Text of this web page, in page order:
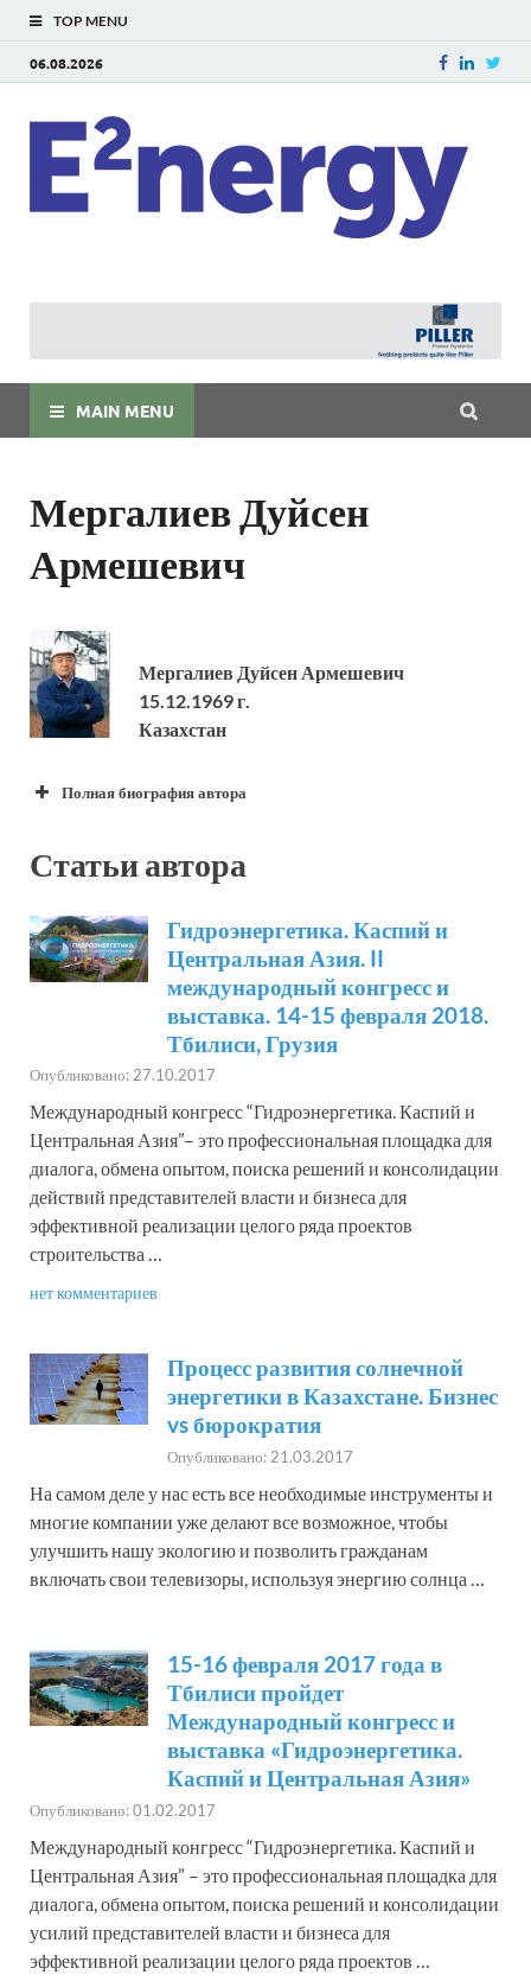
TOP MENU
06.08.2026
MAIN MENU
Мергалиев Дуйсен
Армешевич
Мергалиев Дуйсен Армешевич
15.12.1969 г.
Казахстан
Полная биография автора
День
Место
рождения:
Казахстан
Образование
1992 – Павлодарский
государственный университет
механик»;
2007-2008 – программа МВА
в Университете
международного бизнеса в
2013-2014 – курс МВА в
Трудовой
стаж,
должности
ERG;
С 1 июля 2016 года –
президент Группы компаний
AES в Казахстане;
2015-2016 – Группа компаний
AES в Казахстане, президент
директор дивизиона «Нефть и
газ» представительства
«Роллс-Ройс» в Алматы;
2009-2010 – генеральный
директор Усть-Каменогорской
AES в Катаре, строительство
электростанции;
2001-2002 – AES Gener Чили.
Экибастузская ГРЭС-1,
которая в 1996 году вошла в
Статьи автора
Гидроэнергетика. Каспий и
Центральная Азия. II
международный конгресс и
выставка. 14-15 февраля 2018.
Тбилиси, Грузия
Опубликовано: 27.10.2017
Международный конгресс “Гидроэнергетика. Каспий и
Центральная Азия”– это профессиональная площадка для
диалога, обмена опытом, поиска решений и консолидации
действий представителей власти и бизнеса для
эффективной реализации целого ряда проектов
строительства …
нет комментариев
Процесс развития солнечной
энергетики в Казахстане. Бизнес
vs бюрократия
Опубликовано: 21.03.2017
На самом деле у нас есть все необходимые инструменты и
многие компании уже делают все возможное, чтобы
улучшить нашу экологию и позволить гражданам
включать свои телевизоры, используя энергию солнца …
15-16 февраля 2017 года в
Тбилиси пройдет
Международный конгресс и
выставка «Гидроэнергетика.
Каспий и Центральная Азия»
Опубликовано: 01.02.2017
Международный конгресс “Гидроэнергетика. Каспий и
Центральная Азия” – это профессиональная площадка для
диалога, обмена опытом, поиска решений и консолидации
усилий представителей власти и бизнеса для
эффективной реализации целого ряда проектов …